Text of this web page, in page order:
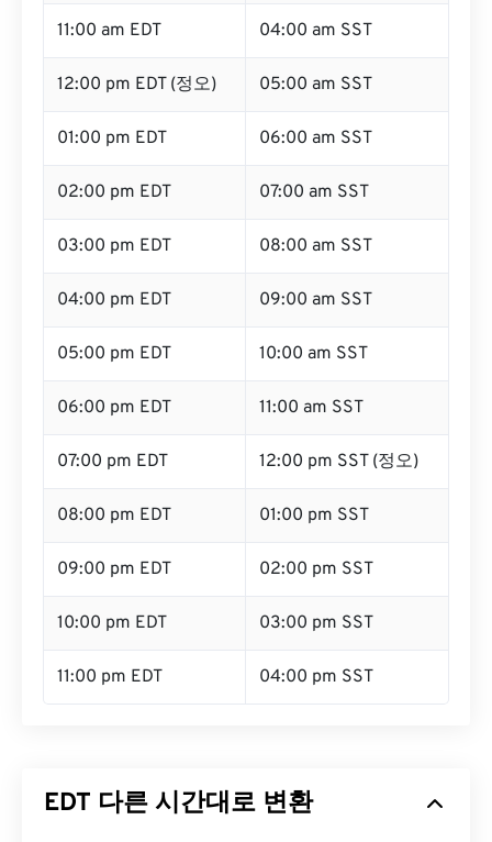
11:00 am EDT 04:00 am SST
12:00 pm EDT (정오) 05:00 am SST
01:00 pm EDT 06:00 am SST
02:00 pm EDT 07:00 am SST
03:00 pm EDT 08:00 am SST
04:00 pm EDT 09:00 am SST
05:00 pm EDT 10:00 am SST
06:00 pm EDT 11:00 am SST
07:00 pm EDT 12:00 pm SST (정오)
08:00 pm EDT 01:00 pm SST
09:00 pm EDT 02:00 pm SST
10:00 pm EDT 03:00 pm SST
11:00 pm EDT 04:00 pm SST
EDT 다른 시간대로 변환